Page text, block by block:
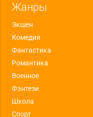
Жанры
Экшен
Комедия
Фантастика
Романтика
Военное
Фэнтези
Школа
Спорт